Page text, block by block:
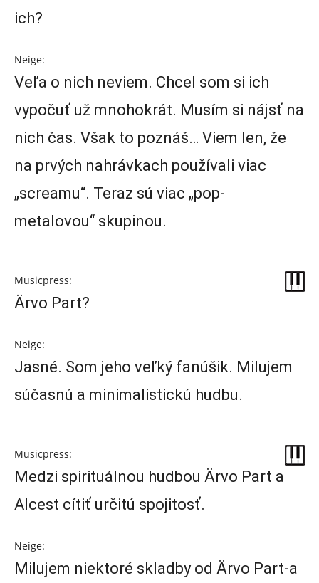
ich?
Neige:
Veľa o nich neviem. Chcel som si ich
vypočuť už mnohokrát. Musím si nájsť na
nich čas. Však to poznáš… Viem len, že
na prvých nahrávkach používali viac
„screamu“. Teraz sú viac „pop-
metalovou“ skupinou.
Musicpress:
Ärvo Part?
Neige:
Jasné. Som jeho veľký fanúšik. Milujem
súčasnú a minimalistickú hudbu.
Musicpress:
Medzi spirituálnou hudbou Ärvo Part a
Alcest cítiť určitú spojitosť.
Neige:
Milujem niektoré skladby od Ärvo Part-a